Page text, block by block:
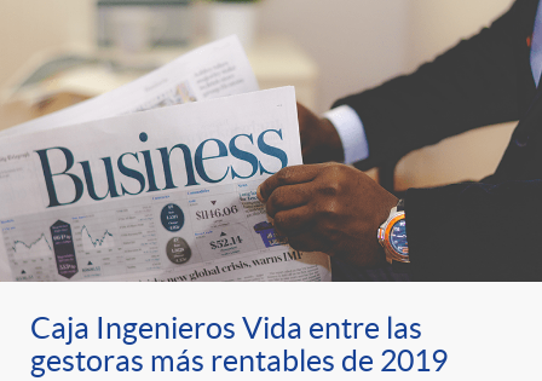
Caja Ingenieros Vida entre las
gestoras más rentables de 2019